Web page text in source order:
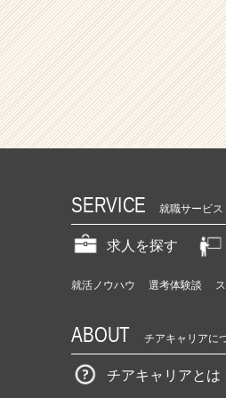
SERVICE 就職サービス
求人を探す
就活ノウハウ 選考体験談
ABOUT チアキャリアに
チアキャリアとは